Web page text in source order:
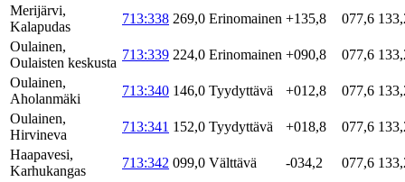
Merijärvi,
Kalapudas
713:338 269,0 Erinomainen +135,8 077,6
Oulainen,
Oulaisten keskusta
713:339 224,0 Erinomainen +090,8 077,6
Oulainen,
Aholanmäki
713:340 146,0 Tyydyttävä +012,8 077,6
Oulainen,
Hirvineva
713:341 152,0 Tyydyttävä +018,8 077,6
Haapavesi,
Karhukangas
713:342 099,0 Välttävä -034,2 077,6